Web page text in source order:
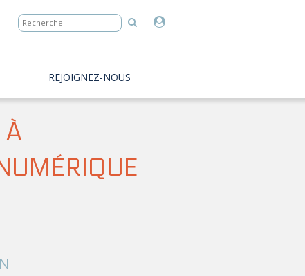
REJOIGNEZ-NOUS
À